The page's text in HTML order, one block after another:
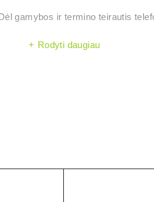
gamybos ir termino teirautis
Rodyti daugiau